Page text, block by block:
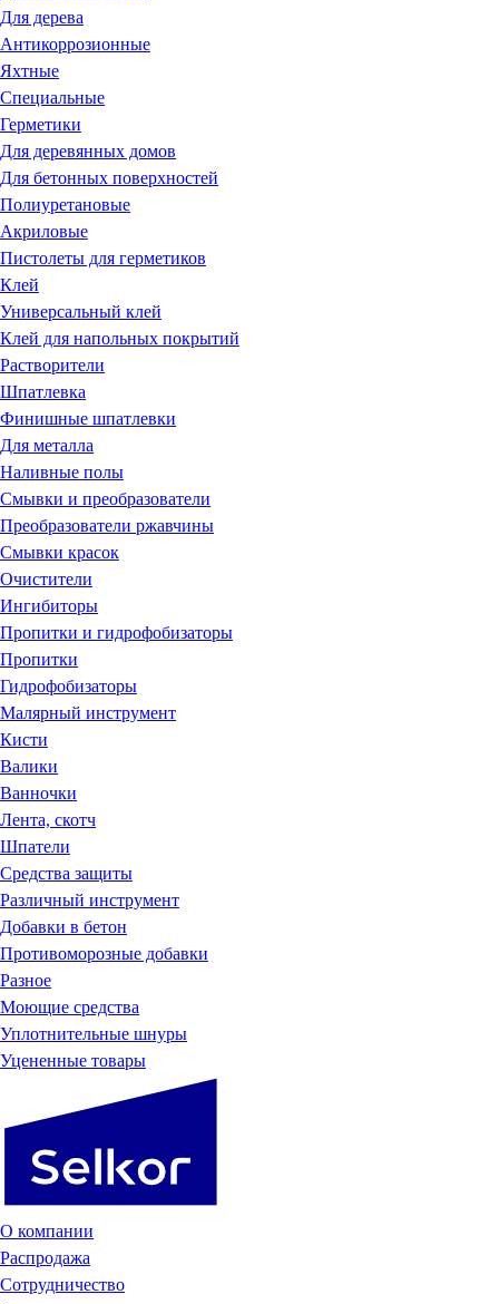
Для дерева
Антикоррозионные
Яхтные
Специальные
Герметики
Для деревянных домов
Для бетонных поверхностей
Полиуретановые
Акриловые
Пистолеты для герметиков
Клей
Универсальный клей
Клей для напольных покрытий
Растворители
Шпатлевка
Финишные шпатлевки
Для металла
Наливные полы
Смывки и преобразователи
Преобразователи ржавчины
Смывки красок
Очистители
Ингибиторы
Пропитки и гидрофобизаторы
Пропитки
Гидрофобизаторы
Малярный инструмент
Кисти
Валики
Ванночки
Лента, скотч
Шпатели
Средства защиты
Различный инструмент
Добавки в бетон
Противоморозные добавки
Разное
Моющие средства
Уплотнительные шнуры
Уцененные товары
О компании
Распродажа
Сотрудничество